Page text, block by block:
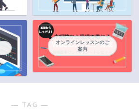
オンラインレッスンのご
案内
― TAG ―